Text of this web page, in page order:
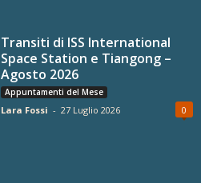
Transiti di ISS International
Space Station e Tiangong –
Agosto 2026
Appuntamenti del Mese
Lara Fossi - 27 Luglio 2026 0